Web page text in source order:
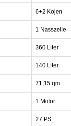
6+2 Kojen
1 Nasszelle
360 Liter
140 Liter
71,15 qm
1 Motor
27 PS